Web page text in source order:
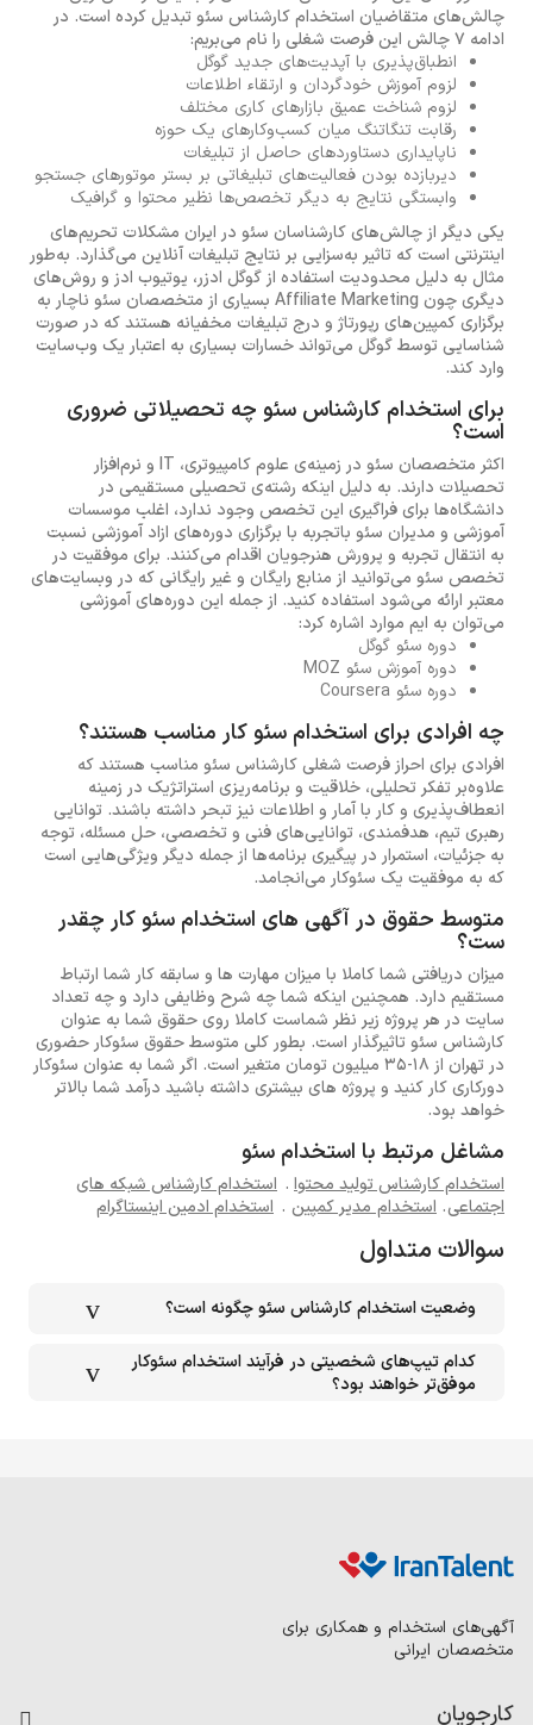
چالش‌های متقاضیان استخدام کارشناس سئو تبدیل کرده است. در
ادامه 7 چالش این فرصت شغلی را نام می‌بریم:
انطباق‌پذیری با آپدیت‌های جدید گوگل
لزوم آموزش خودگردان و ارتقاء اطلاعات
لزوم شناخت عمیق بازارهای کاری مختلف
رقابت تنگاتنگ میان کسب‌وکارهای یک حوزه
ناپایداری دستاوردهای حاصل از تبلیغات
دیربازده بودن فعالیت‌های تبلیغاتی بر بستر موتورهای جستجو
وابستگی نتایج به دیگر تخصص‌ها نظیر محتوا و گرافیک
یکی دیگر از چالش‌های کارشناسان سئو در ایران مشکلات تحریم‌های
اینترنتی است که تاثیر به‌سزایی بر نتایج تبلیغات آنلاین می‌گذارد. به‌طور
مثال به دلیل محدودیت استفاده از گوگل ادزر، یوتیوب ادز و روش‌های
دیگری چون Affiliate Marketing بسیاری از متخصصان سئو ناچار به
برگزاری کمپین‌های رپورتاژ و درج تبلیغات مخفیانه هستند که در صورت
شناسایی توسط گوگل می‌تواند خسارات بسیاری به اعتبار یک وب‌سایت‌
وارد کند.
برای استخدام کارشناس سئو چه تحصیلاتی ضروری
است؟
اکثر متخصصان سئو در زمینه‌ی علوم کامپیوتری، IT و نرم‌افزار
تحصیلات دارند. به دلیل اینکه رشته‌ی تحصیلی مستقیمی در
دانشگاه‌ها برای فراگیری این تخصص وجود ندارد، اغلب موسسات
آموزشی و مدیران سئو باتجربه با برگزاری دوره‌های ازاد آموزشی نسبت
به انتقال تجربه و پرورش هنرجویان اقدام می‌کنند. برای موفقیت در
تخصص سئو می‌توانید از منابع رایگان و غیر رایگانی که در وبسایت‌های
معتبر ارائه می‌شود استفاده کنید. از جمله این دوره‌های آموزشی
می‌توان به ایم موارد اشاره کرد:
دوره سئو گوگل
دوره آموزش سئو MOZ
دوره سئو Coursera
چه افرادی برای استخدام سئو کار مناسب هستند؟
افرادی برای احراز فرصت شغلی کارشناس سئو مناسب هستند که
علاوه‌بر تفکر تحلیلی، خلاقیت و برنامه‌ریزی استراتژیک در زمینه
انعطاف‌پذیری و کار با آمار و اطلاعات نیز تبحر داشته باشند. توانایی
رهبری تیم، هدفمندی، توانایی‌های فنی و تخصصی، حل مسئله، توجه
به جزئیات، استمرار در پیگیری برنامه‌ها از جمله دیگر ویژگی‌هایی است
که به موفقیت یک سئوکار می‌انجامد.
متوسط حقوق در آگهی های استخدام سئو کار چقدر
ست؟
میزان دریافتی شما کاملا با میزان مهارت ها و سابقه کار شما ارتباط
مستقیم دارد. همچنین اینکه شما چه شرح وظایفی دارد و چه تعداد
سایت در هر پروژه زیر نظر شماست کاملا روی حقوق شما به عنوان
کارشناس سئو تاثیرگذار است. بطور کلی متوسط حقوق سئوکار حضوری
در تهران از 18-35 میلیون تومان متغیر است. اگر شما به عنوان سئوکار
دورکاری کار کنید و پروژه های بیشتری داشته باشید درآمد شما بالاتر
خواهد بود.
مشاغل مرتبط با استخدام سئو
استخدام کارشناس تولید محتوا . استخدام کارشناس شبکه های
اجتماعی. استخدام مدیر کمپین . استخدام ادمین اینستاگرام
سوالات متداول
وضعیت استخدام کارشناس سئو چگونه است؟
کدام تیپ‌های شخصیتی در فرآیند استخدام سئوکار
موفق‌تر خواهند بود؟
آگهی‌های استخدام و همکاری برای
متخصصان ایرانی
کارجویان